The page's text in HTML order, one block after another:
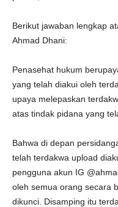
Berikut jawaban lengkap
Ahmad Dhani:
Penasehat hukum
yang telah diakui oleh
upaya melepaskan
atas tindak pidana yang
Bahwa di depan
telah terdakwa upload
pengguna akun IG
oleh semua orang secara
dikunci. Disamping itu